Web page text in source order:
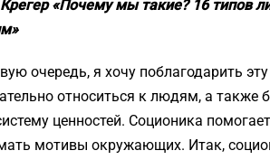
«Почему мы такие? 16 типов
очередь, я хочу поблагодарить
относиться к людям, а также
ценностей. Соционика
мотивы окружающих. Итак,